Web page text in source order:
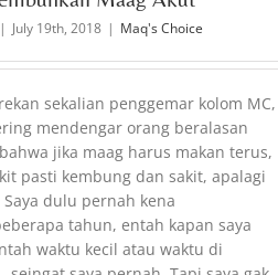
| July 19th, 2018 | Maq's Choice
sekalian penggemar kolom MC,
mendengar orang beralasan
jika maag harus makan terus,
pasti kembung dan sakit, apalagi
Saya dulu pernah kena
tahun, entah kapan saya
waktu kecil atau waktu di
PENGEMBANGAN JIWA bagi KESEMBUHAN
From Maq's Heart